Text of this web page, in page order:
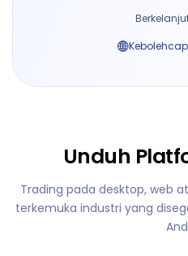
Unduh
Trading pada desktop, web
terkemuka industri yang